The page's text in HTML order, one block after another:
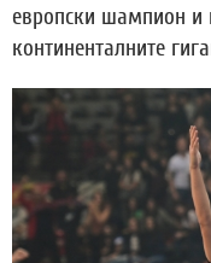
европски шампион и
континенталните